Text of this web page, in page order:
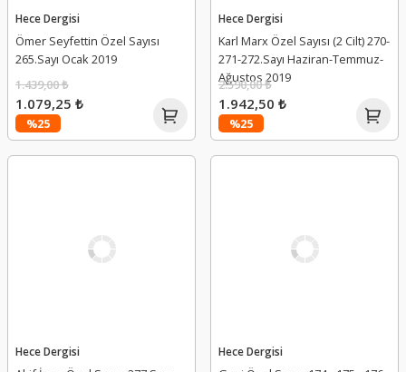
Hece Dergisi
Ömer Seyfettin Özel Sayısı
265.Sayı Ocak 2019
%25
1.439,00 ₺
1.079,25 ₺
Hece Dergisi
Karl Marx Özel Sayısı (2 Cilt) 270-
271-272.Sayı Haziran-Temmuz-
Ağustos 2019
%25
2.590,00 ₺
1.942,50 ₺
Hece Dergisi Hece Dergisi